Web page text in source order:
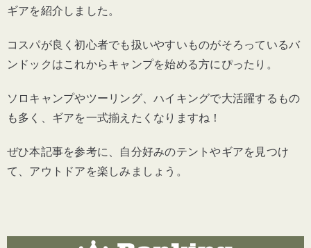
ギアを紹介しました。
コスパが良く初心者でも扱いやすいものがそろっているバ
ンドックはこれからキャンプを始める方にぴったり。
ソロキャンプやツーリング、ハイキングで大活躍するもの
も多く、ギアを一式揃えたくなりますね！
ぜひ本記事を参考に、自分好みのテントやギアを見つけ
て、アウトドアを楽しみましょう。